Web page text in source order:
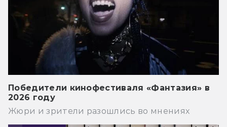
Победители кинофестиваля «Фантазия» в
2026 году
Жюри и зрители разошлись во мнениях